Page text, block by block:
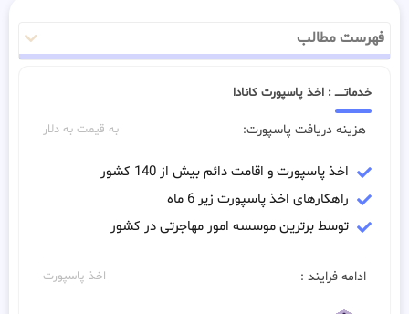
فهرست مطالب
خدماتـــــ : اخذ پاسپورت کانادا
هزینه دریافت پاسپورت: به قیمت به دلار
اخذ پاسپورت و اقامت دائم بیش از 140 کشور
راهکارهای اخذ پاسپورت زیر 6 ماه
توسط برترین موسسه امور مهاجرتی در کشور
ادامه فرایند : اخذ پاسپورت